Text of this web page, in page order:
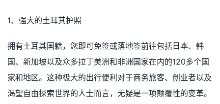
1、强大的土耳其护照
拥有土耳其国籍，您即可免签或落地签前往包括日本、韩
国、新加坡以及众多拉丁美洲和非洲国家在内的120多个国
家和地区。这种极大的出行便利对于商务旅客、创业者以及
渴望自由探索世界的人士而言，无疑是一项颠覆性的变革。